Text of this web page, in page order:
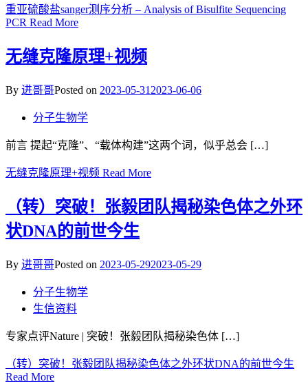
重亚硫酸盐sanger测序分析 – Analysis of Bisulfite Sequencing
PCR Read More
无缝克隆原理+视频
By 进哥哥Posted on 2023-05-31 2023-06-06
分子生物学
前言 提起“克隆”、“载体构建”这两个词，似乎总会 […]
无缝克隆原理+视频 Read More
（转）突破！张毅团队揭秘染色体之外环
状DNA的前世今生
By 进哥哥Posted on 2023-05-292023-05-29
分子生物学
生信资料
专家点评Nature | 突破！张毅团队揭秘染色体 […]
（转）突破！张毅团队揭秘染色体之外环状DNA的前世今生
Read More